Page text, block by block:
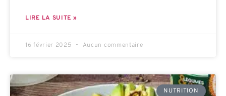
LIRE LA SUITE »
16 février 2025 Aucun commentaire
NUTRITION